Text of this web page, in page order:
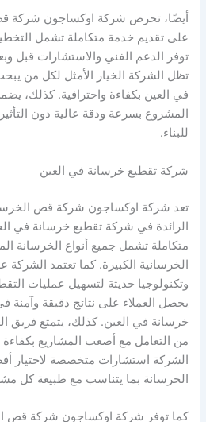
أيضًا، تحرص شركة اوكساجون شركة
على تقديم خدمة متكاملة تشمل
توفر الدعم الفني والاستشارات قبل
تظل الشركة الخيار الأمثل لكل من
في العين بكفاءة واحترافية. كذلك،
المشروع بسرعة ودقة عالية دون
للبناء.
شركة تقطيع خرسانة في العين
تعد شركة اوكساجون شركة قص
الرائدة في شركة تقطيع خرسانة في
متكاملة تشمل جميع أنواع الخرسانة
الخرسانية الكبيرة. كما تعتمد
وتكنولوجيا حديثة لتسهيل عمليات
يحصل العملاء على نتائج دقيقة
خرسانة في العين. كذلك، يتمتع فريق
من التعامل مع أصعب المشاريع بكفاءة
الشركة استشارات متخصصة لاختيار
الخرسانة بما يتناسب مع طبيعة كل
كما توفر شركة اوكساجون شركة قص